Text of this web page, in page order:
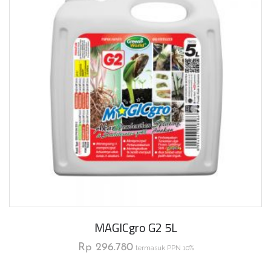
MAGICgro G2 5L
Rp 296.780 termasuk PPN 10%